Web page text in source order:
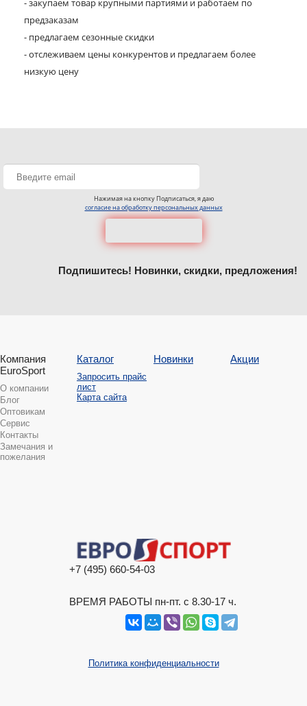
- закупаем товар крупными партиями и работаем по
предзаказам
- предлагаем сезонные скидки
- отслеживаем цены конкурентов и предлагаем более
низкую цену
Нажимая на кнопку Подписаться, я даю
согласие на обработку персональных данных
Подпишитесь! Новинки, скидки, предложения!
Компания
EuroSport
О компании
Блог
Оптовикам
Сервис
Контакты
Замечания и
пожелания
Каталог
Запросить прайс
лист
Карта сайта
Новинки Акции
+7 (495) 660-54-03
ВРЕМЯ РАБОТЫ пн-пт. с 8.30-17 ч.
Политика конфиденциальности